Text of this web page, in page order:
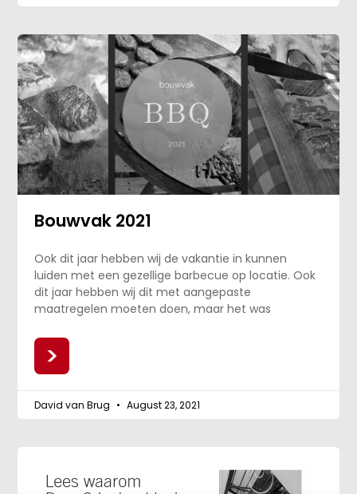
Bouwvak 2021
Ook dit jaar hebben wij de vakantie in kunnen
luiden met een gezellige barbecue op locatie. Ook
dit jaar hebben wij dit met aangepaste
maatregelen moeten doen, maar het was
>
David van Brug August 23, 2021